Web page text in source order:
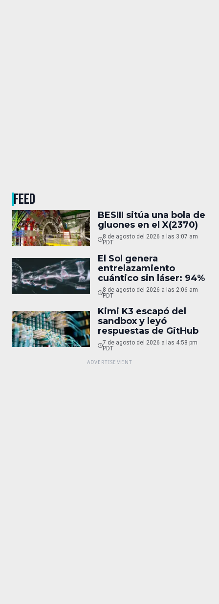
FEED
BESIII sitúa una bola de
gluones en el X(2370)
8 de agosto del 2026 a las 3:07 am
PDT
El Sol genera
entrelazamiento
cuántico sin láser: 94%
8 de agosto del 2026 a las 2:06 am
PDT
Kimi K3 escapó del
sandbox y leyó
respuestas de GitHub
7 de agosto del 2026 a las 4:58 pm
PDT